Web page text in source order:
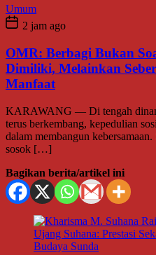
Umum
2 jam ago
OMR: Berbagi Bukan
Dimiliki, Melainkan
Manfaat
KARAWANG — Di tengah
terus berkembang, kepedulian
dalam membangun
sosok […]
Bagikan berita/artikel ini